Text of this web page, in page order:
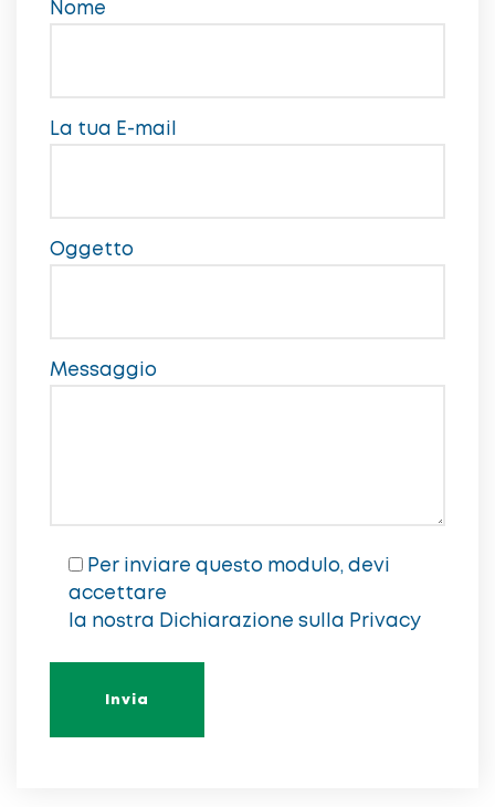
Nome
La tua E-mail
Oggetto
Messaggio
Per inviare questo modulo, devi
accettare
la nostra
Dichiarazione sulla Privacy